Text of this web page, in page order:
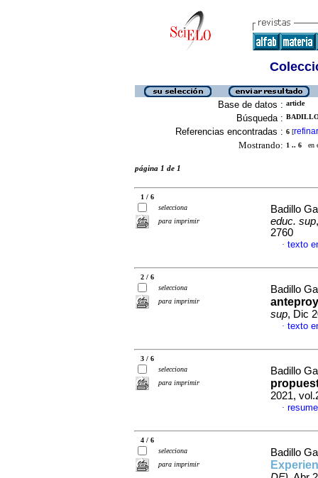
Base de datos : article
Búsqueda :
Referencias encontradas : 6 [refinar
Mostrando: 1 .. 6 en
página 1 de 1
1 / 6
selecciona
para imprimir
Badillo
educ. sup
2760
· texto
2 / 6
selecciona
para imprimir
Badillo
sup, Dic
· texto
3 / 6
selecciona
para imprimir
Badillo
2021,
·
4 / 6
selecciona
para imprimir
Badillo